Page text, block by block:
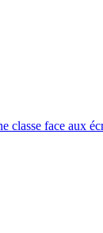
classe face aux